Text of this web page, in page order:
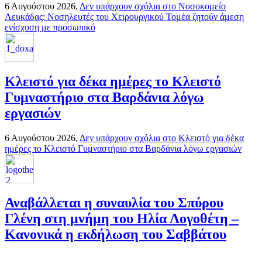
6 Αυγούστου 2026, Δεν υπάρχουν σχόλια στο Νοσοκομείο
Λευκάδας: Νοσηλευτές του Χειρουργικού Τομέα ζητούν άμεση
ενίσχυση με προσωπικό
Κλειστό για δέκα ημέρες το Κλειστό
Γυμναστήριο στα Βαρδάνια λόγω
εργασιών
6 Αυγούστου 2026, Δεν υπάρχουν σχόλια στο Κλειστό για δέκα
ημέρες το Κλειστό Γυμναστήριο στα Βαρδάνια λόγω εργασιών
Αναβάλλεται η συναυλία του Σπύρου
Γλένη στη μνήμη του Ηλία Λογοθέτη –
Κανονικά η εκδήλωση του Σαββάτου